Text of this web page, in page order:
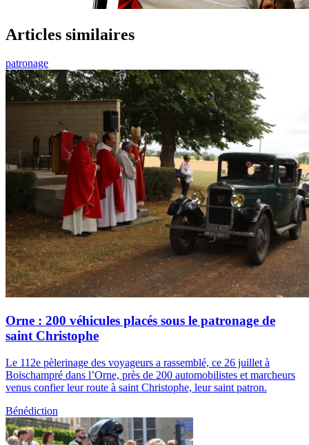
Articles similaires
patronage
Orne : 200 véhicules placés sous le patronage de
saint Christophe
Le 112e pèlerinage des voyageurs a rassemblé, ce 26 juillet à
Boischampré dans l’Orne, près de 200 automobilistes et marcheurs
venus confier leur route à saint Christophe, leur saint patron.
Bénédiction